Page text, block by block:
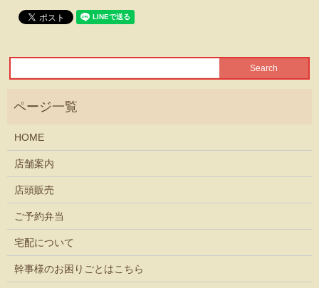
HOME
店舗案内
店頭販売
ご予約弁当
宅配について
幹事様のお困りごとはこちら